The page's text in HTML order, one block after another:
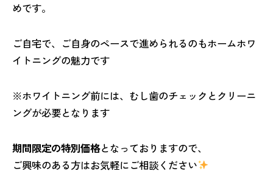
めです。
ご自宅で、ご自身のペースで進められるのもホームホワ
イトニングの魅力です
※ホワイトニング前には、むし歯のチェックとクリーニ
ングが必要となります
期間限定の特別価格となっておりますので、
ご興味のある方はお気軽にご相談ください